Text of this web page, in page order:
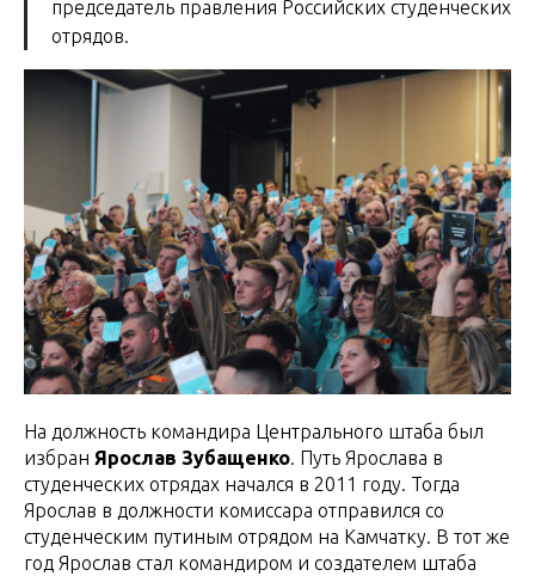
председатель правления Российских студенческих
отрядов.
На должность командира Центрального штаба был
избран Ярослав Зубащенко. Путь Ярослава в
студенческих отрядах начался в 2011 году. Тогда
Ярослав в должности комиссара отправился со
студенческим путиным отрядом на Камчатку. В тот же
год Ярослав стал командиром и создателем штаба